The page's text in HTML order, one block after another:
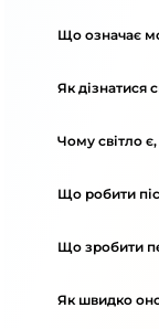
Що означає
Як дізнатися
Чому світло
Що робити
Що зробити
Як швидко